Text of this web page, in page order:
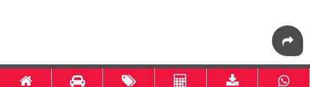
Bandung-Daihatsu.compowered byOtomotif-Bandung.com